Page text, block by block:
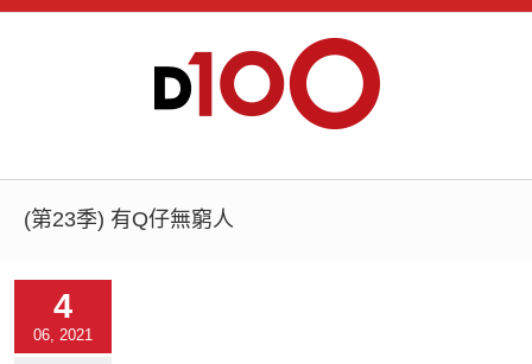
(第23季) 有Q仔無窮人
4
06, 2021